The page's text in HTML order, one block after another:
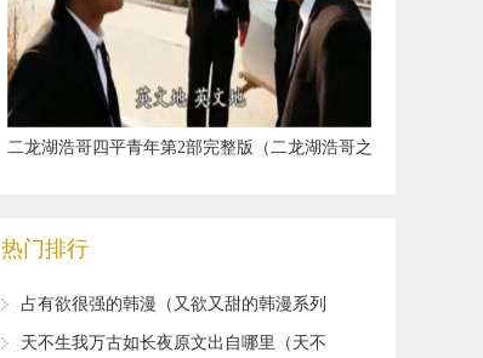
​二龙湖浩哥四平青年第2部完整版（二龙湖浩哥之
热门排行
​占有欲很强的韩漫（又欲又甜的韩漫系列
1）
​天不生我万古如长夜原文出自哪里（天不